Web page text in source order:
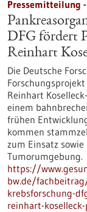
Pressemitteilung
DFG fördert
Reinhart
Die Deutsche
Reinhart
einem
frühen
kommen
zum Einsatz
Tumorumgebung.
https://
bw.de/
krebsforschung-
reinhart-